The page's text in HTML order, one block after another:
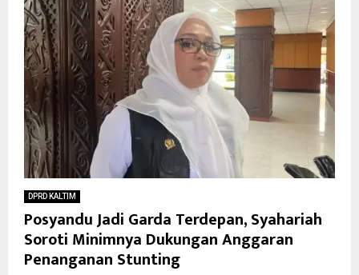
DPRD KALTIM
Posyandu Jadi Garda Terdepan, Syahariah
Soroti Minimnya Dukungan Anggaran
Penanganan Stunting